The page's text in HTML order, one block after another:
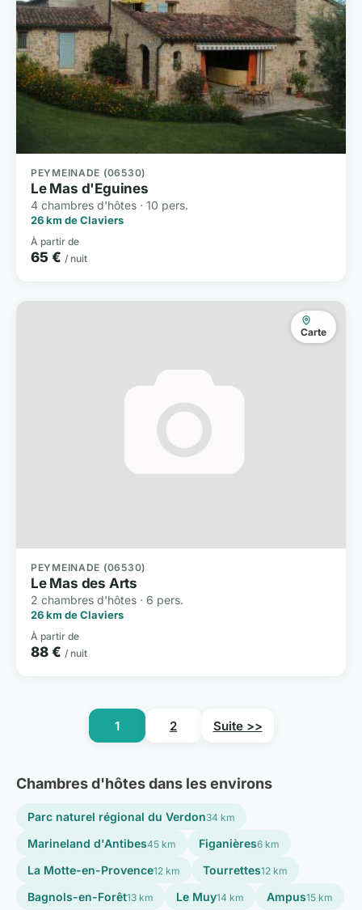
PEYMEINADE (06530)
Le Mas d'Eguines
4 chambres d'hôtes · 10 pers.
26 km de Claviers
À partir de
65 € / nuit
Carte
PEYMEINADE (06530)
Le Mas des Arts
2 chambres d'hôtes · 6 pers.
26 km de Claviers
À partir de
88 € / nuit
1 2 Suite >>
Chambres d'hôtes dans les environs
Parc naturel régional du Verdon34 km
Marineland d'Antibes45 km Figanières6 km
La Motte-en-Provence12 km Tourrettes12 km
Bagnols-en-Forêt13 km Le Muy14 km Ampus15 km